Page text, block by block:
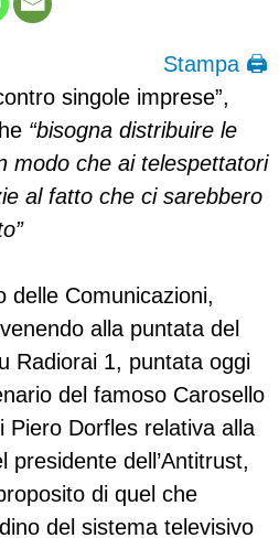
Stampa 🖨
singole imprese”,
“bisogna distribuire le
modo che ai telespettatori
al fatto che ci sarebbero
delle Comunicazioni,
alla puntata del
Radiorai 1, puntata oggi
del famoso Carosello
Piero Dorfles relativa alla
presidente dell’Antitrust,
di quel che
del sistema televisivo